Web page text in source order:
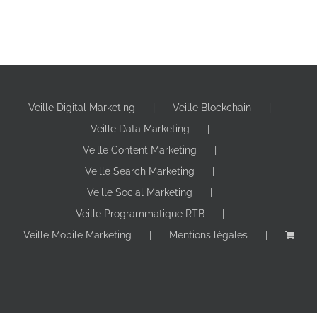
Veille Digital Marketing
Veille Blockchain
Veille Data Marketing
Veille Content Marketing
Veille Search Marketing
Veille Social Marketing
Veille Programmatique RTB
Veille Mobile Marketing
Mentions légales